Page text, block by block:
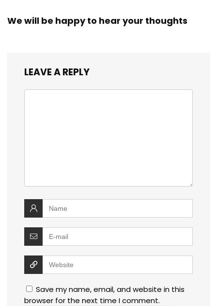
We will be happy to hear your thoughts
LEAVE A REPLY
Save my name, email, and website in this
browser for the next time I comment.